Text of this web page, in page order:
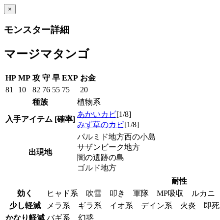
×
モンスター詳細
マージマタンゴ
HP MP 攻 守 早 EXP お金
81
10 82 76 55 75
20
種族
植物系
入手アイテム [確率]
あかいカビ[1/8]
みず草のカビ[1/8]
出現地
パルミド地方西の小島
サザンビーク地方
闇の遺跡の島
ゴルド地方
耐性
効く
ヒャド系 吹雪 叩き 軍隊 MP吸収 ルカニ
少し軽減
メラ系 ギラ系 イオ系 デイン系 火炎
かなり軽減 バギ系 幻惑